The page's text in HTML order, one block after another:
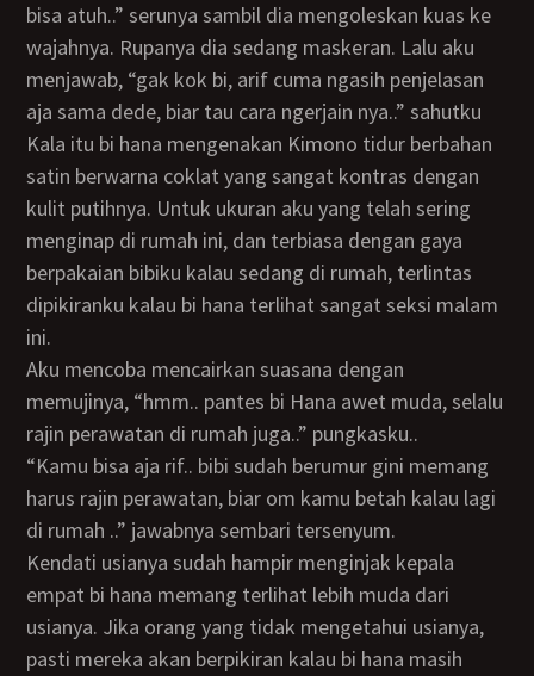
bisa atuh..” serunya sambil dia mengoleskan kuas ke
wajahnya. Rupanya dia sedang maskeran. Lalu aku
menjawab, “gak kok bi, arif cuma ngasih penjelasan
aja sama dede, biar tau cara ngerjain nya..” sahutku
Kala itu bi hana mengenakan Kimono tidur berbahan
satin berwarna coklat yang sangat kontras dengan
kulit putihnya. Untuk ukuran aku yang telah sering
menginap di rumah ini, dan terbiasa dengan gaya
berpakaian bibiku kalau sedang di rumah, terlintas
dipikiranku kalau bi hana terlihat sangat seksi malam
ini.
Aku mencoba mencairkan suasana dengan
memujinya, “hmm.. pantes bi Hana awet muda, selalu
rajin perawatan di rumah juga..” pungkasku..
“Kamu bisa aja rif.. bibi sudah berumur gini memang
harus rajin perawatan, biar om kamu betah kalau lagi
di rumah ..” jawabnya sembari tersenyum.
Kendati usianya sudah hampir menginjak kepala
empat bi hana memang terlihat lebih muda dari
usianya. Jika orang yang tidak mengetahui usianya,
pasti mereka akan berpikiran kalau bi hana masih